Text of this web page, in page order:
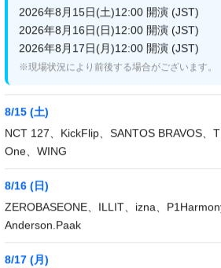
2026年8月15日(土)12:00 開演 (JST)
2026年8月16日(日)12:00 開演 (JST)
2026年8月17日(月)12:00 開演 (JST)
※現場状況により前後する場合がございます。
8/15 (土)
NCT 127、KickFlip、SANTOS BRAVOS、
One、WING
8/16 (日)
ZEROBASEONE、ILLIT、izna、
Anderson.Paak
8/17 (月)